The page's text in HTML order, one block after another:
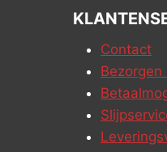
Contact
Bezorgen